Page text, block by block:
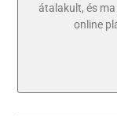
átalakult, és
online